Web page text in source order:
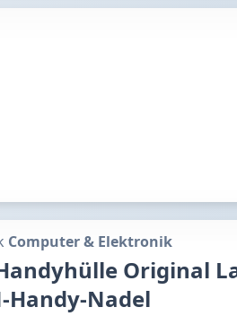
Computer & Elektronik
Original
Handy-Nadel